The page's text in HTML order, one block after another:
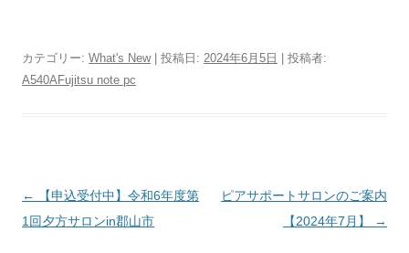
カテゴリー: What's New| 投稿日: 2024年6月5日
投稿者:
A540AFujitsu note pc
投
稿
←
【申込受付中】令和6年度第
1回夕方サロンin郡山市
ピアサポートサロンのご案内
【2024年7月】
→